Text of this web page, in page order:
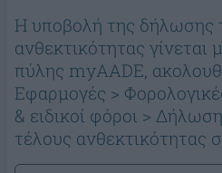
H υποβολή της δήλωσης
ανθεκτικότητας
πύλης myAADE,
Εφαρμογές >
& ειδικοί φόροι >
τέλους ανθεκτικότητας